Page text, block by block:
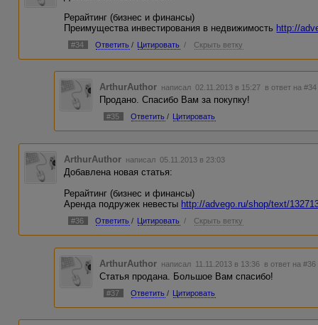
Рерайтинг (бизнес и финансы)
Преимущества инвестирования в недвижимость http://
#34 Ответить / Цитировать / Скрыть ветку
ArthurAuthor написал 02.11.2013 в 15:27 в ответ на #34
Продано. Спасибо Вам за покупку!
#35 Ответить / Цитировать
ArthurAuthor написал 05.11.2013 в 23:03
Добавлена новая статья:
Рерайтинг (бизнес и финансы)
Аренда подружек невесты http://advego.ru/shop/text/
#36 Ответить / Цитировать / Скрыть ветку
ArthurAuthor написал 11.11.2013 в 13:36 в ответ на #36
Статья продана. Большое Вам спасибо!
#37 Ответить / Цитировать